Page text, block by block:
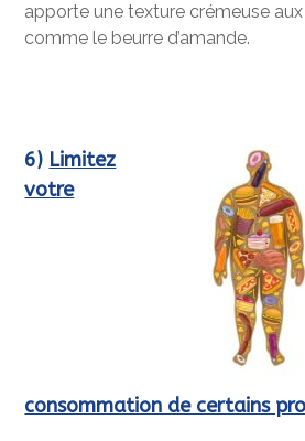
apporte une texture crémeuse
comme le beurre d’amande.
6) Limitez
votre
consommation de certains